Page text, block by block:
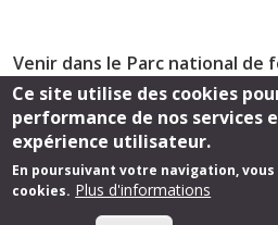
Venir dans le Parc national de
Accès
Suivez-nous
Ce site utilise des cookies
performance de nos services
expérience utilisateur.
En poursuivant votre navigation,
cookies. Plus d'informations